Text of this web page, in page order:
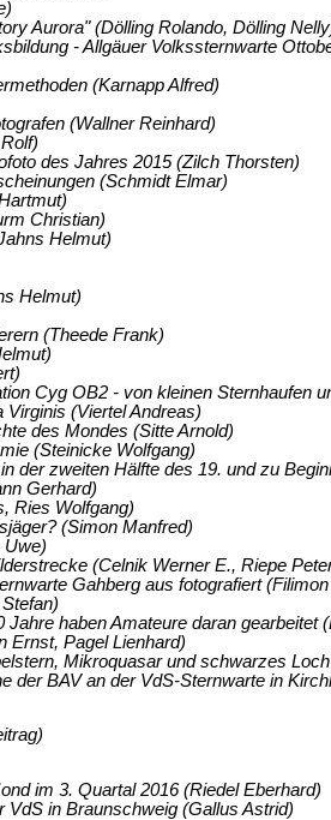
Aurora" (Dölling Rolando, Dölling
- Allgäuer Volkssternwarte
(Karnapp Alfred)
(Wallner Reinhard)
des Jahres 2015 (Zilch Thorsten)
(Schmidt Elmar)
Christian)
Helmut)
Helmut)
(Theede Frank)
Cyg OB2 - von kleinen
(Viertel Andreas)
des Mondes (Sitte Arnold)
(Steinicke Wolfgang)
der zweiten Hälfte des 19. und zu
Gerhard)
Ries Wolfgang)
(Simon Manfred)
Uwe)
(Celnik Werner E., Riepe
Gahberg aus fotografiert
haben Amateure daran
Ernst, Pagel Lienhard)
Mikroquasar und schwarzes
der BAV an der VdS-Sternwarte in
im 3. Quartal 2016 (Riedel Eberhard)
VdS in Braunschweig (Gallus Astrid)